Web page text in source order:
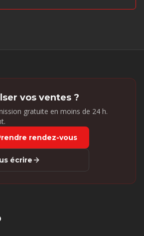
vos ventes ?
gratuite en moins de 24 h.
rendez-vous
écrire